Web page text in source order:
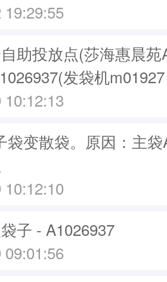
19:29:55
助投放点(莎海惠晨
发袋机
袋变散袋。原因：主
子 - A1026937
09:01:56